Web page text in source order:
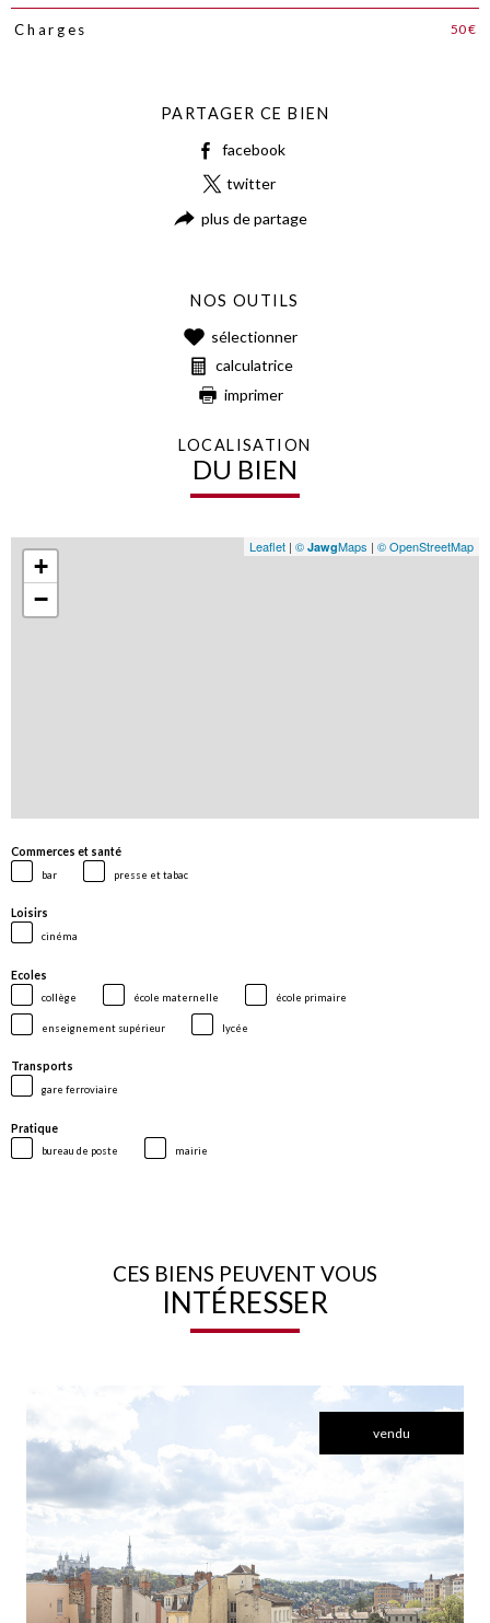
Charges 50 €
PARTAGER CE BIEN
facebook
twitter
plus de partage
NOS OUTILS
sélectionner
calculatrice
imprimer
LOCALISATION
DU BIEN
+
−
Leaflet | © JawgMaps | © OpenStreetMap
Commerces et santé
bar presse et tabac
Loisirs
cinéma
Ecoles
collège école maternelle école primaire
enseignement supérieur lycée
Transports
gare ferroviaire
Pratique
bureau de poste mairie
CES BIENS PEUVENT VOUS
INTÉRESSER
vendu
voir le bien